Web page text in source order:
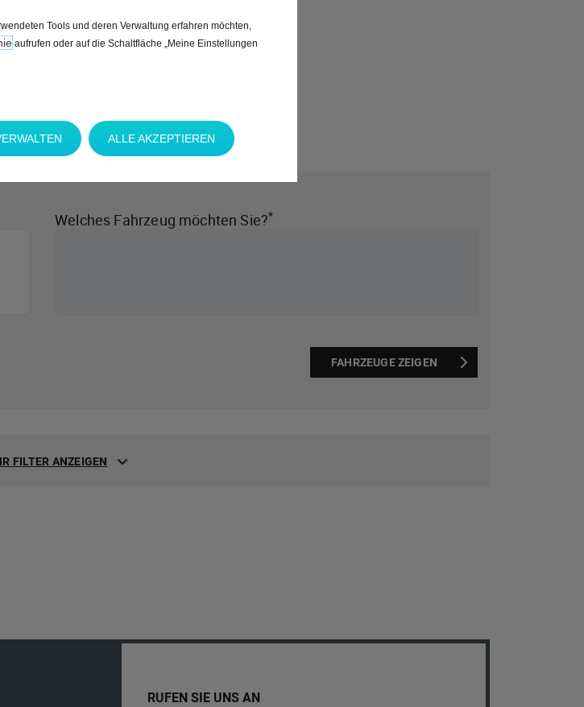
Welches Fahrzeug möchten Sie?*
FAHRZEUGE ZEIGEN
FILTER ANZEIGEN
RUFEN SIE UNS AN
Tools und deren Verwaltung erfahren möchten,
aufrufen oder auf die Schaltfläche „Meine Einstellungen
ALLE AKZEPTIEREN